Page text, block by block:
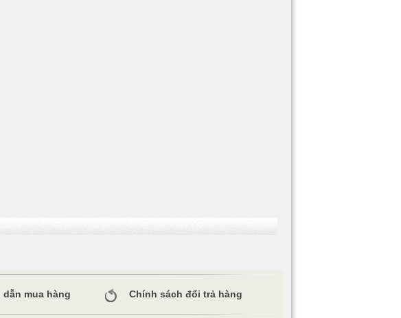
dẫn mua hàng Chính sách đổi trả hàng